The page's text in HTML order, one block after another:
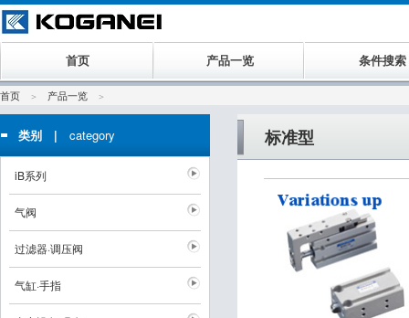
首页 产品一览 条件搜索
首页 产品一览
标准型
类别 | category
iB系列
气阀
过滤器·调压阀
气缸·手指